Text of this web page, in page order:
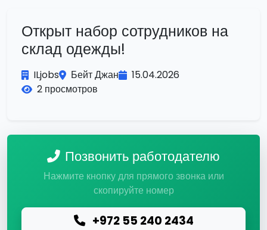
Открыт набор сотрудников на
склад одежды!
ILjobs Бейт Джан
15.04.2026
2 просмотров
Позвонить работодателю
Нажмите кнопку для прямого звонка или
скопируйте номер
+972 55 240 2434